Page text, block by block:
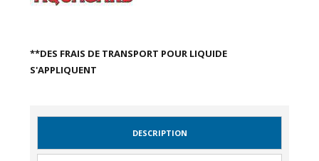
**DES FRAIS DE TRANSPORT POUR LIQUIDE
S'APPLIQUENT
DESCRIPTION